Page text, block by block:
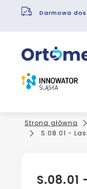
Darmowa
Strona główna
S.08.01 -